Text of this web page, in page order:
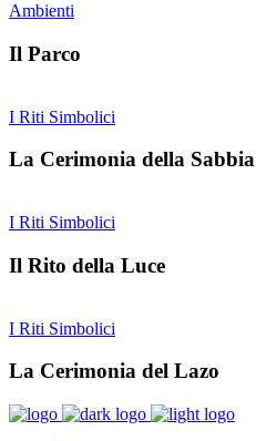
Ambienti
Il Parco
I Riti Simbolici
La Cerimonia della Sabbia
I Riti Simbolici
Il Rito della Luce
I Riti Simbolici
La Cerimonia del Lazo